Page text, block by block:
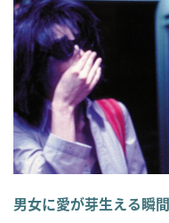
男女に愛が芽生える瞬